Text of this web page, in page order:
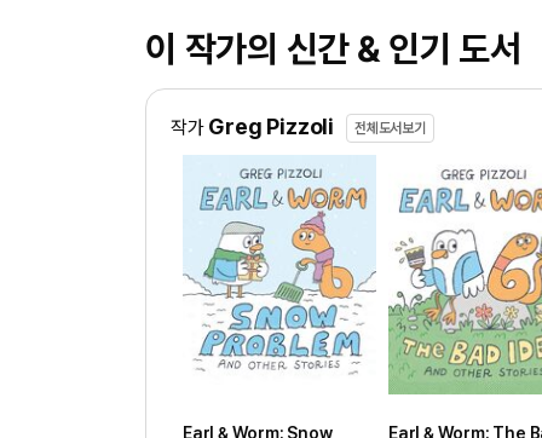
이 작가의 신간 & 인기 도서
작가 Greg Pizzoli 전체도서보기
Earl & Worm: Snow
Earl & Worm: The